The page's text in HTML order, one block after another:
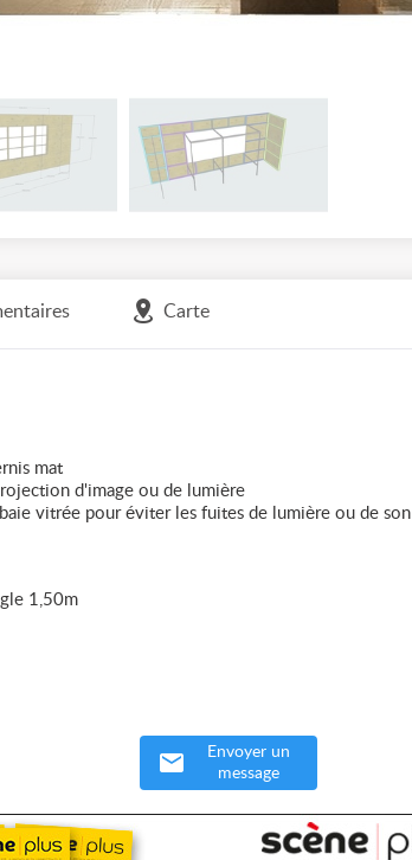
Carte
mat
d'image ou de lumière
vitrée pour éviter les fuites de lumière ou de son
1,50m
Envoyer un
message